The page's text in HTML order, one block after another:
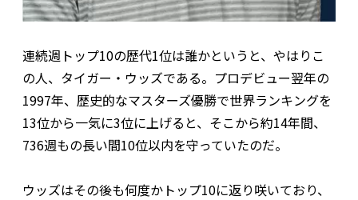
連続週トップ10の歴代1位は誰かというと、やはりこ
の人、タイガー・ウッズである。プロデビュー翌年の
1997年、歴史的なマスターズ優勝で世界ランキングを
13位から一気に3位に上げると、そこから約14年間、
736週もの長い間10位以内を守っていたのだ。
ウッズはその後も何度かトップ10に返り咲いており、